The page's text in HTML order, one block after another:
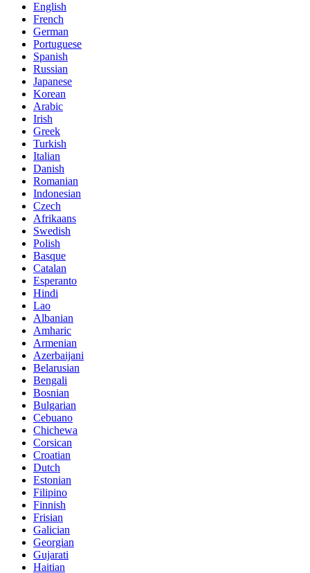
English
French
German
Portuguese
Spanish
Russian
Japanese
Korean
Arabic
Irish
Greek
Turkish
Italian
Danish
Romanian
Indonesian
Czech
Afrikaans
Swedish
Polish
Basque
Catalan
Esperanto
Hindi
Lao
Albanian
Amharic
Armenian
Azerbaijani
Belarusian
Bengali
Bosnian
Bulgarian
Cebuano
Chichewa
Corsican
Croatian
Dutch
Estonian
Filipino
Finnish
Frisian
Galician
Georgian
Gujarati
Haitian